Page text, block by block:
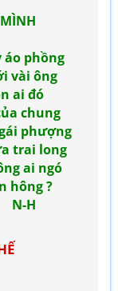
phồng
vài ông
ai đó
chung
phượng
trai long
ai ngó
hông ?